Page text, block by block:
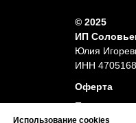
Использование cookies
© 2025
ИП
Юлия
ИНН
Политика
Оферта